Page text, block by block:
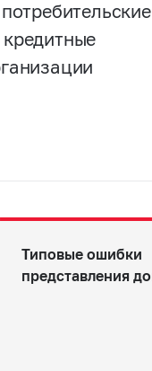
Типовые ошибки
представления